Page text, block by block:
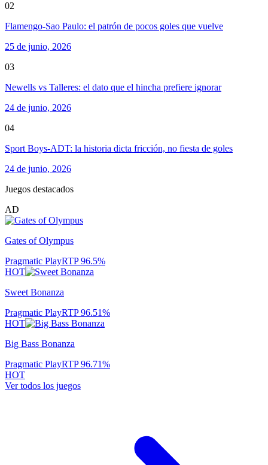
02
Flamengo-Sao Paulo: el patrón de pocos goles que vuelve
25 de junio, 2026
03
Newells vs Talleres: el dato que el hincha prefiere ignorar
24 de junio, 2026
04
Sport Boys-ADT: la historia dicta fricción, no fiesta de goles
24 de junio, 2026
Juegos destacados
AD
Gates of Olympus
Pragmatic PlayRTP96.5%
HOT
Sweet Bonanza
Pragmatic PlayRTP96.51%
HOT
Big Bass Bonanza
Pragmatic PlayRTP96.71%
HOT
Ver todos los juegos